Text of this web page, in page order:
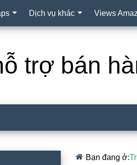
Dịch vụ khác Views
trợ bán
Bạn đang ở: